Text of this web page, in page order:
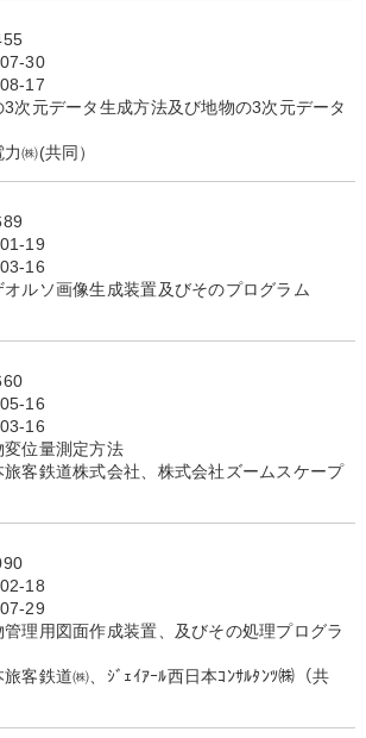
30
17
3次元データ生成方法及び地物の3次元データ
㈱(共同）
19
16
オルソ画像生成装置及びそのプログラム
16
16
変位量測定方法
旅客鉄道株式会社、株式会社ズームスケープ
18
29
管理用図面作成装置、及びその処理プログラ
客鉄道㈱、ｼﾞｪｲｱｰﾙ西日本ｺﾝｻﾙﾀﾝﾂ㈱（共